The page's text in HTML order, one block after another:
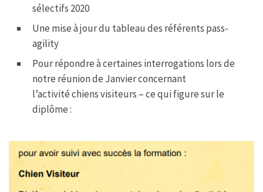
sélectifs 2020
Une mise à jour du tableau des référents pass-
agility
Pour répondre à certaines interrogations lors de
notre réunion de Janvier concernant
l’activité chiens visiteurs – ce qui figure sur le
diplôme :